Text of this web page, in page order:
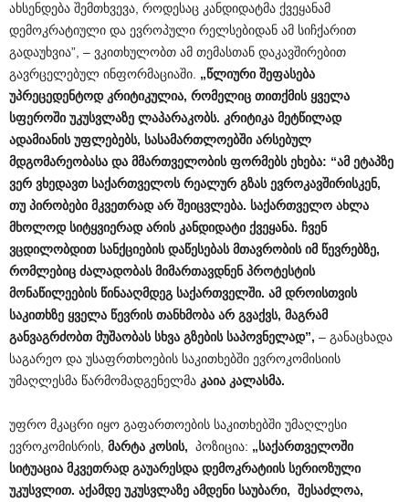
ახსენდება შემთხვევა, როდესაც კანდიდატმა ქვეყანამ
დემოკრატიული და ევროპული რელსებიდან ამ სიჩქარით
გადაუხვია”, – ვკითხულობთ ამ თემასთან დაკავშირებით
გავრცელებულ ინფორმაციაში. „წლიური შეფასება
უპრეცედენტოდ კრიტიკულია, რომელიც თითქმის ყველა
სფეროში უკუსვლაზე ლაპარაკობს. კრიტიკა მეტწილად
ადამიანის უფლებებს, სასამართლოებში არსებულ
მდგომარეობასა და მმართველობის ფორმებს ეხება: “ამ ეტაპზე
ვერ ვხედავთ საქართველოს რეალურ გზას ევროკავშირისკენ,
თუ პირობები მკვეთრად არ შეიცვლება. საქართველო ახლა
მხოლოდ სიტყვიერად არის კანდიდატი ქვეყანა. ჩვენ
ვცდილობდით სანქციების დაწესებას მთავრობის იმ წევრებზე,
რომლებიც ძალადობას მიმართავდნენ პროტესტის
მონაწილეების წინააღმდეგ საქართველში. ამ დროისთვის
საკითხზე ყველა წევრის თანხმობა არ გვაქვს, მაგრამ
განვაგრძობთ მუშაობას სხვა გზების საპოვნელად”, – განაცხადა
საგარეო და უსაფრთხოების საკითხებში ევროკომისიის
უმაღლესმა წარმომადგენელმა კაია კალასმა.
უფრო მკაცრი იყო გაფართოების საკითხებში უმაღლესი
ევროკომისრის, მარტა კოსის, პოზიცია: „საქართველოში
სიტუაცია მკვეთრად გაუარესდა დემოკრატიის სერიოზული
უკუსვლით. აქამდე უკუსვლაზე ამდენი საუბარი, შესაძლოა,